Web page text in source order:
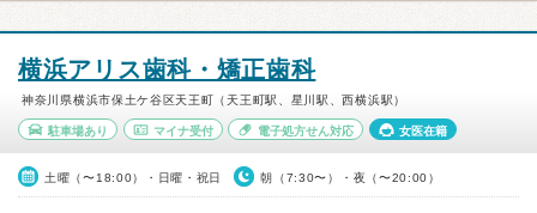
横浜アリス歯科・矯正歯科
神奈川県横浜市保土ケ谷区天王町（天王町駅、星川駅、西横浜駅）
駐車場あり マイナ受付 電子処方せん対応 女医在籍
土曜（〜18:00）・日曜・祝日 朝（7:30〜）・夜（〜20:00）